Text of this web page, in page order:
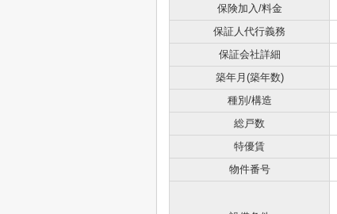
保険加入/料金
保証人代行義務
保証会社詳細
築年月(築年数)
種別/構造
総戸数
特優賃
物件番号